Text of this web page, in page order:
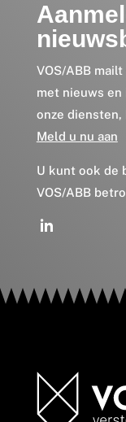
VOS/ABB
met nieuws
onze
Meld u nu aan
U kunt ook de
VOS/ABB